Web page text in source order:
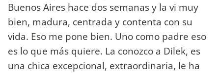
Buenos Aires hace dos semanas y la vi muy
bien, madura, centrada y contenta con su
vida. Eso me pone bien. Uno como padre eso
es lo que más quiere. La conozco a Dilek, es
una chica excepcional, extraordinaria, le ha